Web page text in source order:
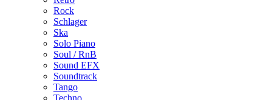
Rock
Schlager
Ska
Solo Piano
Soul / RnB
Sound EFX
Soundtrack
Tango
Techno